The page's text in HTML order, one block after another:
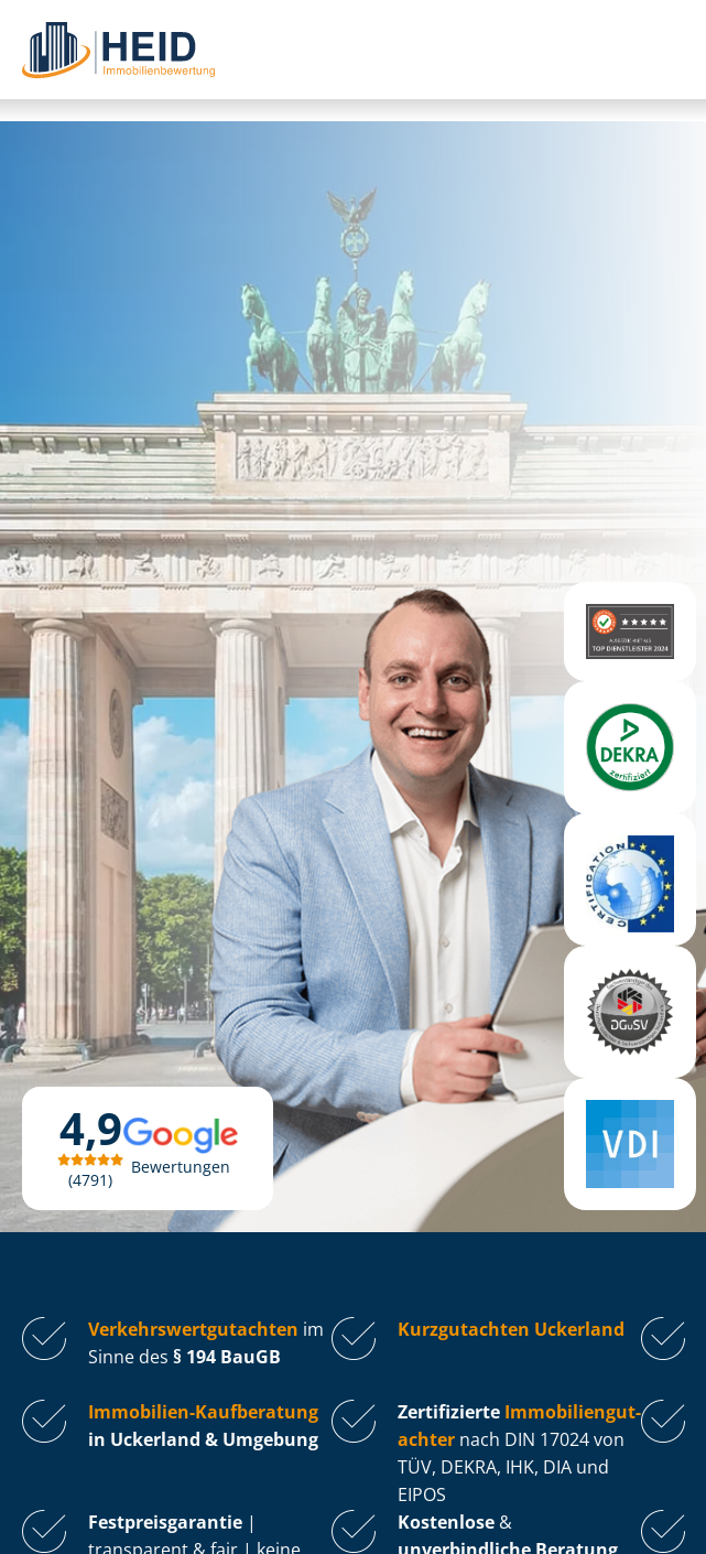
4,9
4791
Bewertungen
Ver­kehrs­wert­gut­ach­ten im
Sinne des § 194 BauGB
Kurzgutachten Uckerland
Immobilien-Kaufberatung
in Uckerland & Umgebung
Zertifizierte Im­mo­bi­li­en­gut­
ach­ter nach DIN 17024 von
TÜV, DEKRA, IHK, DIA und
EIPOS
Fest­preis­ga­ran­tie |
Kostenlose &